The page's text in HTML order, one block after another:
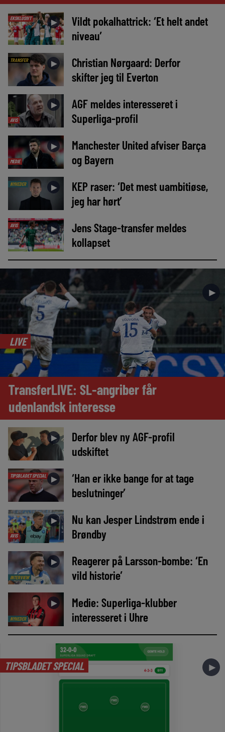
EKSKLUSIVT ►
Vildt pokalhattrick: ‘Et helt andet
niveau’
TRANSFER ►
Christian Nørgaard: Derfor
skifter jeg til Everton
AVIS
►
AGF meldes interesseret i
Superliga-profil
MEDIE
►
Manchester United afviser Barça
og Bayern
NYHEDER ►
KEP raser: ‘Det mest uambitiøse,
jeg har hørt’
AVIS ►
Jens Stage-transfer meldes
kollapset
►
LIVE
TransferLIVE: SL-angriber får
udenlandsk interesse
►
Derfor blev ny AGF-profil
udskiftet
TIPSBLADET SPECIAL ►
‘Han er ikke bange for at tage
beslutninger’
AVIS
►
Nu kan Jesper Lindstrøm ende i
Brøndby
INTERVIEW
►
Reagerer på Larsson-bombe: ‘En
vild historie’
NYHEDER
►
Medie: Superliga-klubber
interesseret i Uhre
TIPSBLADET SPECIAL ►